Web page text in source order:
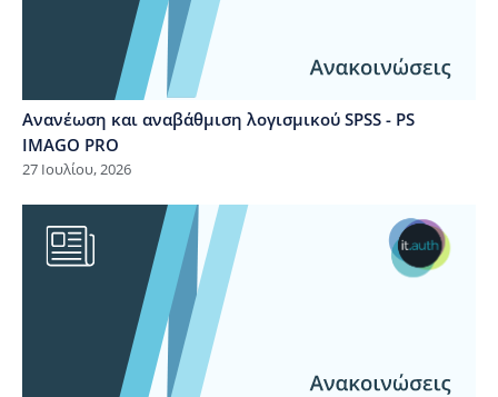
Ανανέωση και αναβάθμιση λογισμικού SPSS - PS
IMAGO PRO
27 Ιουλίου, 2026